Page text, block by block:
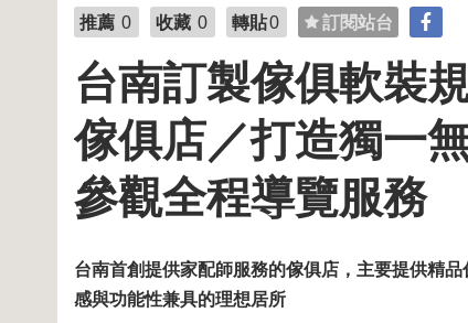
推薦 0 收藏 0 轉貼0 訂閱站台
台南訂製傢俱軟裝
傢俱店／打造獨一
參觀全程導覽服務
台南首創提供家配師服務的傢俱店，主要提供精
感與功能性兼具的理想居所